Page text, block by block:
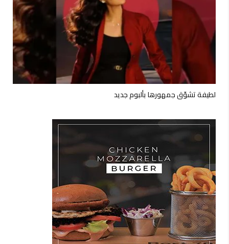
لطيفة تشوّق جمهورها بألبوم جديد